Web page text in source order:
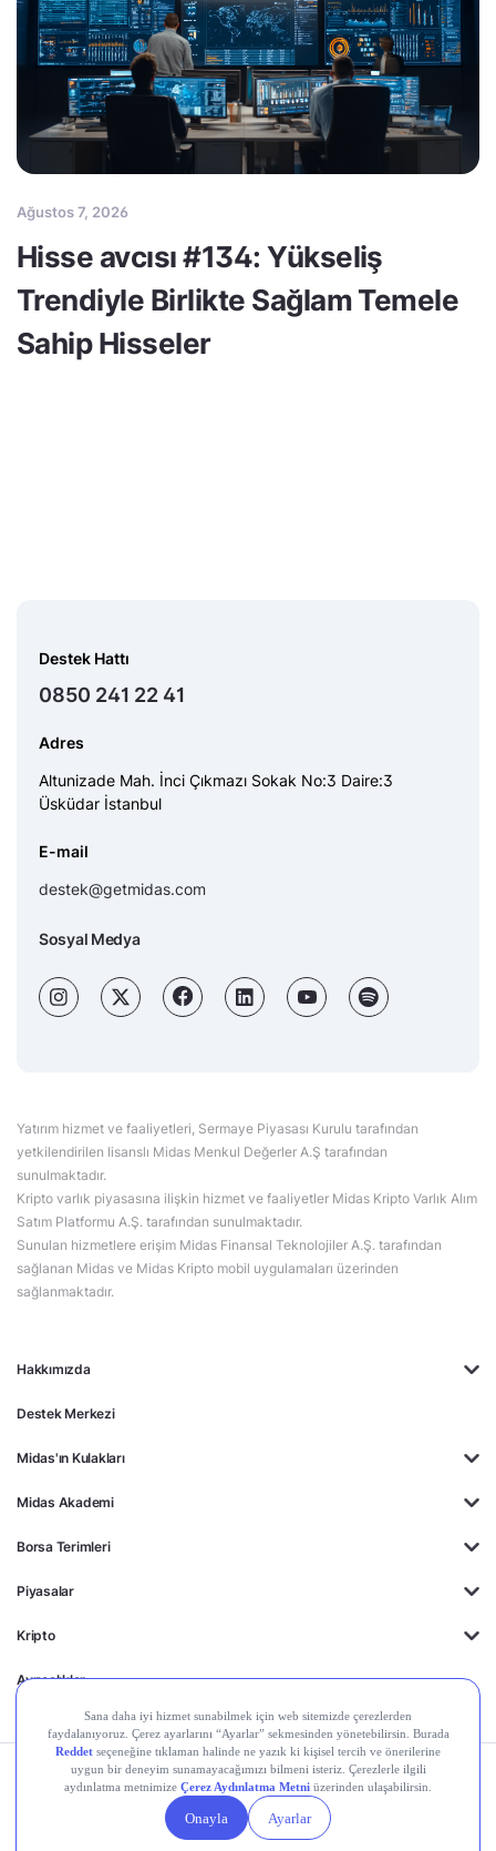
Ağustos 7, 2026
Hisse avcısı #134: Yükseliş
Trendiyle Birlikte Sağlam Temele
Sahip Hisseler
Hakkımızda
Destek Merkezi
Midas'ın Kulakları
Midas Akademi
Borsa Terimleri
Piyasalar
Kripto
Ayrıcalıklar
Destek Hattı
0850 241 22 41
Adres
Altunizade Mah. İnci Çıkmazı Sokak No:3 Daire:3
Üsküdar İstanbul
E-mail
destek@getmidas.com
Sosyal Medya
Yatırım hizmet ve faaliyetleri, Sermaye Piyasası Kurulu tarafından
yetkilendirilen lisanslı Midas Menkul Değerler A.Ş tarafından
sunulmaktadır.
Kripto varlık piyasasına ilişkin hizmet ve faaliyetler Midas Kripto Varlık Alım
Satım Platformu A.Ş. tarafından sunulmaktadır.
Sunulan hizmetlere erişim Midas Finansal Teknolojiler A.Ş. tarafından
sağlanan Midas ve Midas Kripto mobil uygulamaları üzerinden
sağlanmaktadır.
© 2026 Midas Finansal Teknolojiler A.Ş. Tüm hakları saklıdır.
Kişisel Verilerin
Gizlilik
Politikası
Yasal
Duyurular
Çerez